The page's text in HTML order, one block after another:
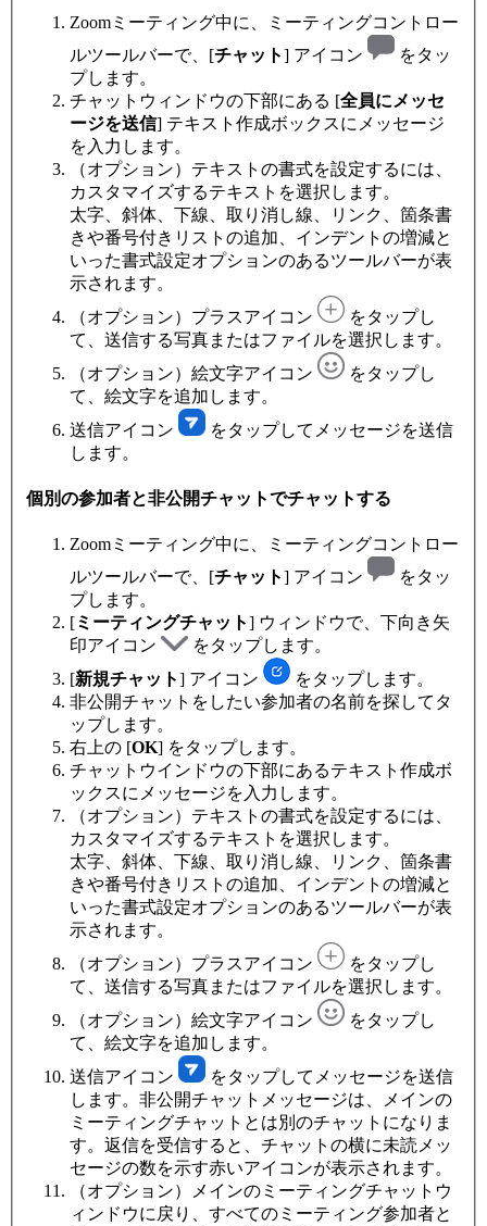
Zoomミーティング中に、ミーティングコントロー
ルツールバーで、[チャット] アイコン
をタッ
プします。
チャットウィンドウの下部にある [全員にメッセ
ージを送信] テキスト作成ボックスにメッセージ
を入力します。
（オプション）テキストの書式を設定するには、
カスタマイズするテキストを選択します。
太字、斜体、下線、取り消し線、リンク、箇条書
きや番号付きリストの追加、インデントの増減と
いった書式設定オプションのあるツールバーが表
示されます。
（オプション）プラスアイコン
をタップし
て、送信する写真またはファイルを選択します。
（オプション）絵文字アイコン
をタップし
て、絵文字を追加します。
送信アイコン
をタップしてメッセージを送信
します。
個別の参加者と非公開チャットでチャットする
Zoomミーティング中に、ミーティングコントロー
ルツールバーで、[チャット] アイコン
をタッ
プします。
[ミーティングチャット] ウィンドウで、下向き矢
印アイコン
をタップします。
[新規チャット] アイコン
をタップします。
非公開チャットをしたい参加者の名前を探してタ
ップします。
右上の [OK] をタップします。
チャットウインドウの下部にあるテキスト作成ボ
ックスにメッセージを入力します。
（オプション）テキストの書式を設定するには、
カスタマイズするテキストを選択します。
太字、斜体、下線、取り消し線、リンク、箇条書
きや番号付きリストの追加、インデントの増減と
いった書式設定オプションのあるツールバーが表
示されます。
（オプション）プラスアイコン
をタップし
て、送信する写真またはファイルを選択します。
（オプション）絵文字アイコン
をタップし
て、絵文字を追加します。
送信アイコン
をタップしてメッセージを送信
します。非公開チャットメッセージは、メインの
ミーティングチャットとは別のチャットになりま
す。返信を受信すると、チャットの横に未読メッ
セージの数を示す赤いアイコンが表示されます。
（オプション）メインのミーティングチャットウ
ィンドウに戻り、すべてのミーティング参加者と